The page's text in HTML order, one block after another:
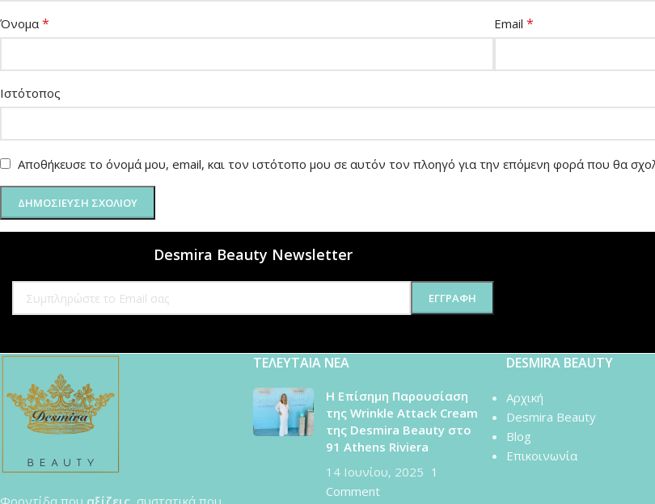
Όνομα * Email *
Ιστότοπος
Αποθήκευσε το όνομά μου, email, και τον ιστότοπο μου σε αυτόν τον πλοηγό για την επόμενη φορά που θα
Desmira Beauty Newsletter
Φροντίδα που αξίζεις , συστατικά που
ΤΕΛΕΥΤΑΙΑ ΝΕΑ
Η Επίσημη Παρουσίαση
της Wrinkle Attack Cream
της Desmira Beauty στο
91 Athens Riviera
14 Ιουνίου, 2025 1
Comment
DESMIRA BEAUTY
Αρχική
Desmira Beauty
Blog
Επικοινωνία